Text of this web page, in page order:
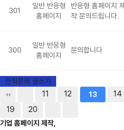
301
일반 반응형
홈페이지
반응형 홈페이지 제
작 문의드립니다.
300
일반 반응형
홈페이지
문의합니다
견적문의 글쓰기
11 12 13 14
19
20
기업 홈페이지 제작,